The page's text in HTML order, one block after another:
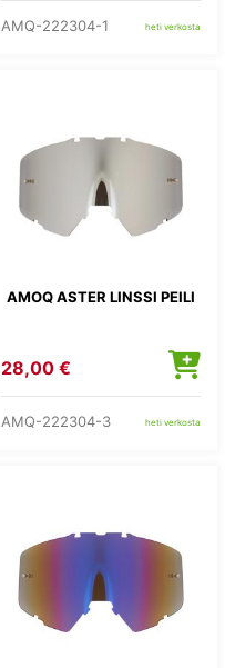
AMQ-222304-1 heti verkosta
AMOQ ASTER LINSSI PEILI
28,00 €
AMQ-222304-3 heti verkosta